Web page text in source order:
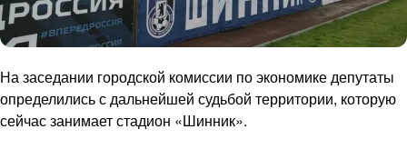
На заседании городской комиссии по экономике депутаты
определились с дальнейшей судьбой территории, которую
сейчас занимает стадион «Шинник».